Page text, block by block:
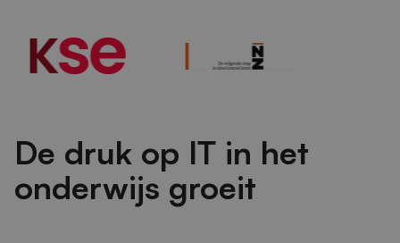
De druk op IT in het
onderwijs groeit